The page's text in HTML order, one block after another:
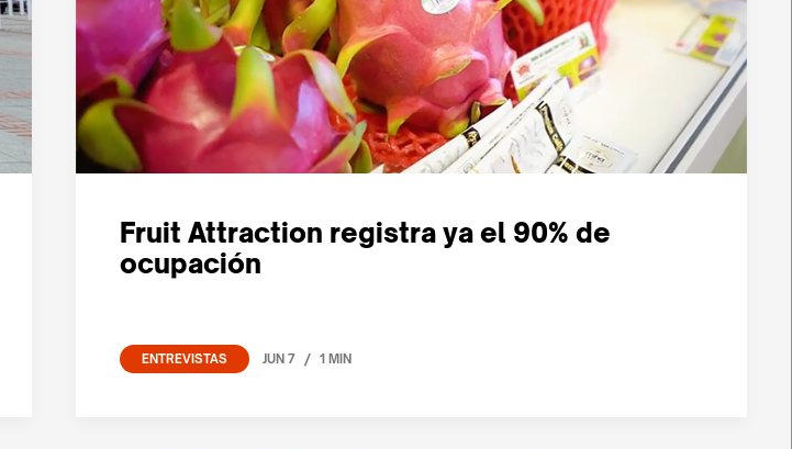
Fruit Attraction registra ya el 90% de
ocupación
ENTREVISTAS JUN 7 / 1 MIN